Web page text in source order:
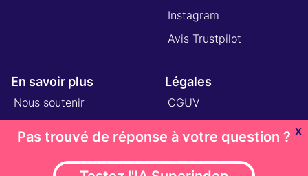
Pas trouvé de réponse à votre question ? x
Instagram
Avis Trustpilot
En savoir plus
Nous soutenir
À Propos
Légales
CGUV